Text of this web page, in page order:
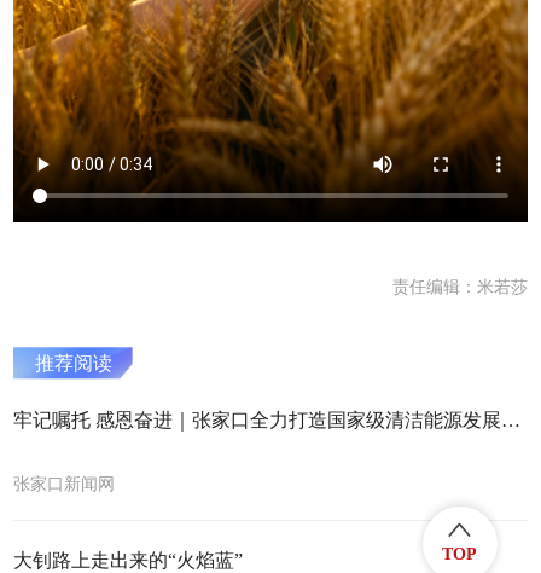
责任编辑：米若莎
推荐阅读
牢记嘱托 感恩奋进｜张家口全力打造国家级清洁能源发展标杆
张家口新闻网
大钊路上走出来的“火焰蓝” TOP